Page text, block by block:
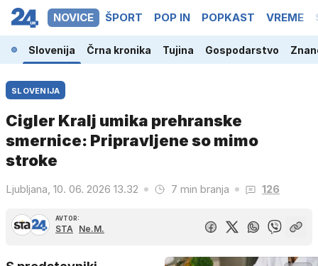
NOVICE ŠPORT POP IN POPKAST VREME
Slovenija Črna kronika Tujina Gospodarstvo
SLOVENIJA
Cigler Kralj umika prehranske
smernice: Pripravljene so mimo
stroke
Ljubljana, 10. 06. 2026 13.32 7 min branja 126
AVTOR:
STA Ne.M.